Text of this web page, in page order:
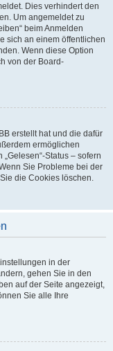
Dies verhindert den
Um angemeldet zu
beim Anmelden
sich an einem öffentlichen
Wenn diese Option
von der Board-
erstellt hat und die dafür
ermöglichen
Status – sofern
Sie Probleme bei der
die Cookies löschen.
in der
gehen Sie in den
auf der Seite angezeigt,
Sie alle Ihre